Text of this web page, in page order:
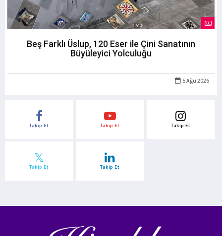
Beş Farklı Üslup, 120 Eser ile Çini Sanatının
Büyüleyici Yolculuğu
5 Ağu 2026
Takip Et Takip Et Takip Et
Takip Et Takip Et